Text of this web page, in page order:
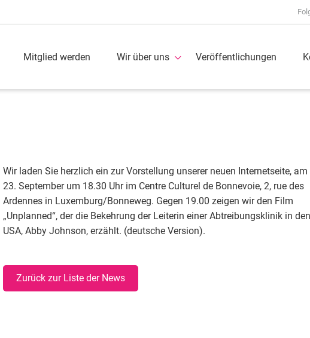
Mitglied werden Wir über uns Veröffentlichungen
Wir laden Sie herzlich ein zur Vorstellung unserer neuen Internetseite, am
23. September um 18.30 Uhr im Centre Culturel de Bonnevoie, 2, rue des
Ardennes in Luxemburg/Bonneweg. Gegen 19.00 zeigen wir den Film
„Unplanned“, der die Bekehrung der Leiterin einer Abtreibungsklinik in den
USA, Abby Johnson, erzählt. (deutsche Version).
Zurück zur Liste der News